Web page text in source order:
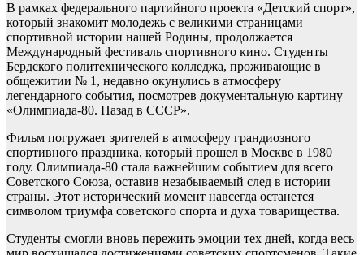
В рамках федерального партийного проекта «Детский спорт»,
который знакомит молодежь с великими страницами
спортивной истории нашей Родины, продолжается
Международный фестиваль спортивного кино. Студенты
Бердского политехнического колледжа, проживающие в
общежитии № 1, недавно окунулись в атмосферу
легендарного события, посмотрев документальную картину
«Олимпиада-80. Назад в СССР».
Фильм погружает зрителей в атмосферу грандиозного
спортивного праздника, который прошел в Москве в 1980
году. Олимпиада-80 стала важнейшим событием для всего
Советского Союза, оставив незабываемый след в истории
страны. Этот исторический момент навсегда останется
символом триумфа советского спорта и духа товарищества.
Студенты смогли вновь пережить эмоции тех дней, когда весь